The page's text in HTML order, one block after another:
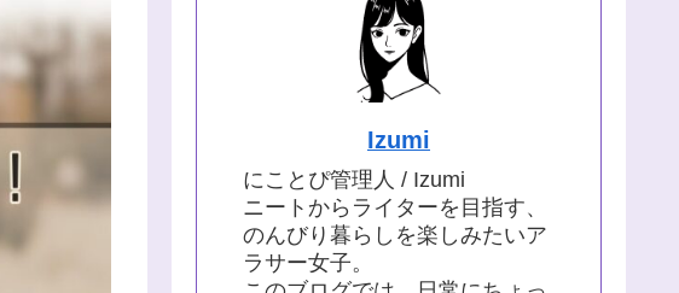
Izumi
にことぴ管理人 / Izumi
ニートからライターを目指す、
のんびり暮らしを楽しみたいア
ラサー女子。